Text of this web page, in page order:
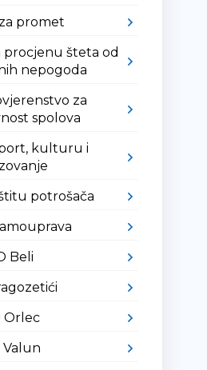
promet
procjenu šteta od
nepogoda
za
spolova
kulturu i
potrošača
Beli
Orlec
Valun